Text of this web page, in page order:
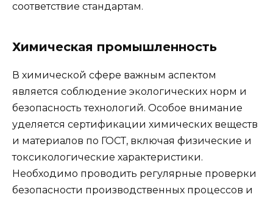
соответствие стандартам.
Химическая промышленность
В химической сфере важным аспектом
является соблюдение экологических норм и
безопасность технологий. Особое внимание
уделяется сертификации химических веществ
и материалов по ГОСТ, включая физические и
токсикологические характеристики.
Необходимо проводить регулярные проверки
безопасности производственных процессов и